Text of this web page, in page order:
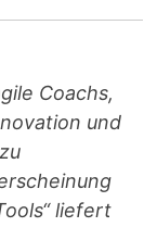
Coachs,
und
liefert